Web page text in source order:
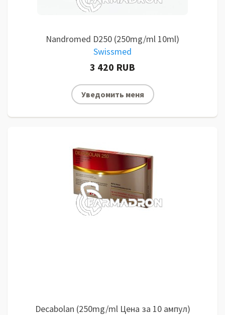
Nandromed D250 (250mg/ml 10ml)
Swissmed
3 420 RUB
Уведомить меня
Decabolan (250mg/ml Цена за 10 ампул)